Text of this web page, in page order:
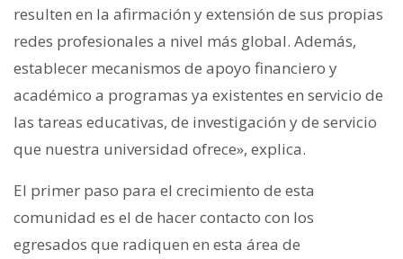
resulten en la afirmación y extensión de sus propias
redes profesionales a nivel más global. Además,
establecer mecanismos de apoyo financiero y
académico a programas ya existentes en servicio de
las tareas educativas, de investigación y de servicio
que nuestra universidad ofrece», explica.
El primer paso para el crecimiento de esta
comunidad es el de hacer contacto con los
egresados que radiquen en esta área de